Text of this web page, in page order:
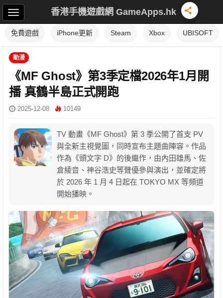
香港手機遊戲網 GameApps.hk
免費遊戲 iPhone更新 Steam Xbox UBISOFT
動漫
《MF Ghost》第3季定檔2026年1月開
播 真鶴半島正式開跑
2025-12-08 10149
TV 動畫《MF Ghost》第 3 季公開了首支 PV
與全新主視覺圖，同時宣布主題曲陣容。作品
作為《頭文字 D》的後繼作，由內田雄馬、佐
倉綾音、神谷浩史等聲優參與演出，並確定將
於 2026 年 1 月 4 日起在 TOKYO MX 等頻道
開始播映。